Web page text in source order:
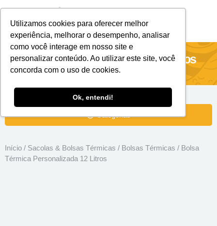
Utilizamos cookies para oferecer melhor
experiência, melhorar o desempenho, analisar
como você interage em nosso site e
personalizar conteúdo. Ao utilizar este site, você
concorda com o uso de cookies.
Ok, entendi!
Bolsa Térmica Personalizada 12 Litros
Categorias
Início / Sacolas & Bolsas Térmicas / Bolsas Térmicas / Bolsa
Térmica Personalizada 12 Litros